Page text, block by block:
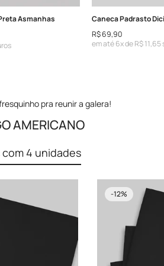
Asmanhas
Preço
regular
R$ 69,90
em até 6x de R$ 11,65
pra reunir a galera!
AMERICANO
com 4 unidades
-12%
your age